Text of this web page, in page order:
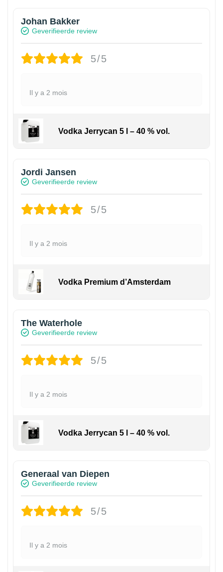
Johan Bakker
Geverifieerde review
5/5
Il y a 2 mois
Vodka Jerrycan 5 l – 40 % vol.
Jordi Jansen
Geverifieerde review
5/5
Il y a 2 mois
Vodka Premium d’Amsterdam
The Waterhole
Geverifieerde review
5/5
Il y a 2 mois
Vodka Jerrycan 5 l – 40 % vol.
Generaal van Diepen
Geverifieerde review
5/5
Il y a 2 mois